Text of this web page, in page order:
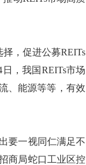
，促进公募REITs
，我国REITs市场
、能源等等，有效
要一视同仁满足不
商局蛇口工业区控